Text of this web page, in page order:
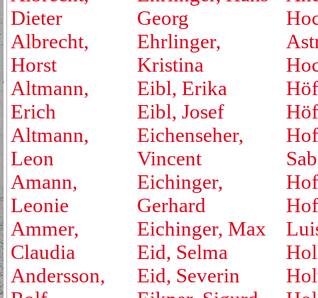
Dieter
Albrecht,
Horst
Altmann,
Erich
Altmann,
Leon
Amann,
Leonie
Ammer,
Claudia
Andersson,
Georg
Ehrlinger,
Kristina
Eibl, Erika
Eibl, Josef
Eichenseher,
Vincent
Eichinger,
Gerhard
Eichinger, Max
Eid, Selma
Eid, Severin